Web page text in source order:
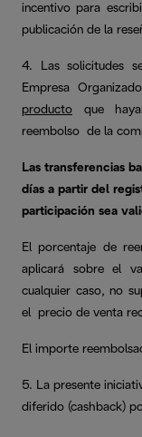
incentivo para
publicación de la
4. Las solicitudes
Empresa
producto que
reembolso de la
Las transferencias
días a partir del
participación sea
El porcentaje de
aplicará sobre el
cualquier caso, no
el precio de venta
El importe
5. La presente
diferido (cashback)